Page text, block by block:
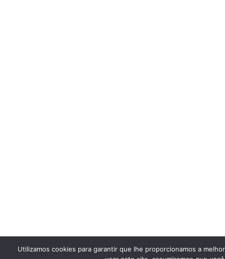
Utilizamos cookies para garantir que lhe proporcionamos a